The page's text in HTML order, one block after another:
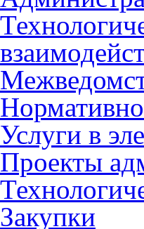
Услуги в
Проекты
Закупки